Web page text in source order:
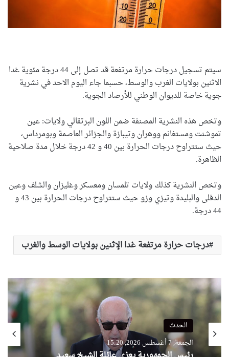
سيتم تسجيل درجات حرارة مرتفعة قد تصل إلى 44 درجة مئوية غدا
الاثنين بولايات الغرب والوسط، حسبما جاء اليوم الاحد في نشرية
جوية خاصة للديوان الوطني للأرصاد الجوية.
وتخص هذه النشرية المصنفة ضمن اللون البرتقالي ولايات: عين
تموشنت ومستغانم ووهران وتيبازة والجزائر العاصمة وبومرداس،
حيث ستتراوح درجات الحرارة بين 40 و 42 درجة خلال مدة صلاحية
الظاهرة.
وتخص النشرية كذلك ولايات تلمسان ومعسكر وغليزان والشلف وعين
الدفلى والبليدة وتيزي وزو حيث ستتراوح درجات الحرارة بين 43 و
44 درجة.
درجات حرارة مرتفعة غدا الإثنين بولايات الوسط والغرب
الحدث
الجمعة, 7 أغسطس 2026, 15:20